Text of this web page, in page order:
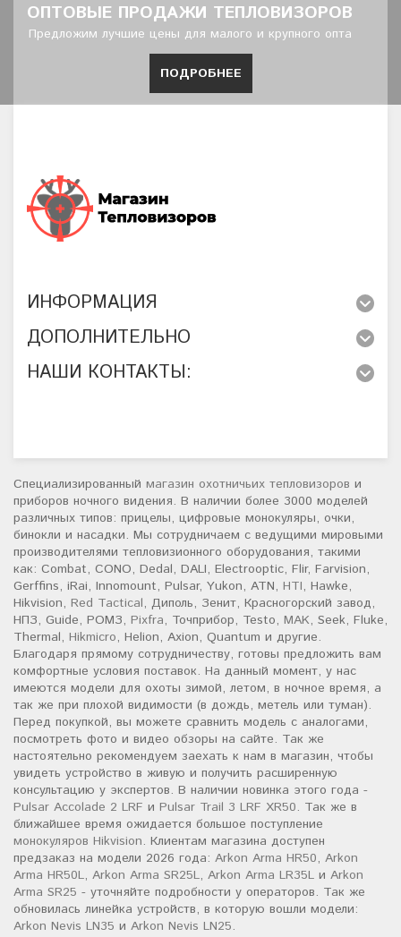
ОПТОВЫЕ ПРОДАЖИ ТЕПЛОВИЗОРОВ
Предложим лучшие цены для малого и крупного опта
ПОДРОБНЕЕ
ИНФОРМАЦИЯ
ДОПОЛНИТЕЛЬНО
НАШИ КОНТАКТЫ:
Специализированный магазин охотничьих тепловизоров и
приборов ночного видения. В наличии более 3000 моделей
различных типов: прицелы, цифровые монокуляры, очки,
бинокли и насадки. Мы сотрудничаем с ведущими мировыми
производителями тепловизионного оборудования, такими
как: Combat, CONO, Dedal, DALI, Electrooptic, Flir, Farvision,
Gerffins, iRai, Innomount, Pulsar, Yukon, ATN, HTI, Hawke,
Hikvision, Red Tactical, Диполь, Зенит, Красногорский завод,
НПЗ, Guide, РОМЗ, Pixfra, Точприбор, Testo, MAK, Seek, Fluke,
Thermal, Hikmicro, Helion, Axion, Quantum и другие.
Благодаря прямому сотрудничеству, готовы предложить вам
комфортные условия поставок. На данный момент, у нас
имеются модели для охоты зимой, летом, в ночное время, а
так же при плохой видимости (в дождь, метель или туман).
Перед покупкой, вы можете сравнить модель с аналогами,
посмотреть фото и видео обзоры на сайте. Так же
настоятельно рекомендуем заехать к нам в магазин, чтобы
увидеть устройство в живую и получить расширенную
консультацию у экспертов. В наличии новинка этого года -
Pulsar Accolade 2 LRF и Pulsar Trail 3 LRF XR50. Так же в
ближайшее время ожидается большое поступление
монокуляров Hikvision. Клиентам магазина доступен
предзаказ на модели 2026 года: Arkon Arma HR50, Arkon
Arma HR50L, Arkon Arma SR25L, Arkon Arma LR35L и Arkon
Arma SR25 - уточняйте подробности у операторов. Так же
обновилась линейка устройств, в которую вошли модели:
Arkon Nevis LN35 и Arkon Nevis LN25.